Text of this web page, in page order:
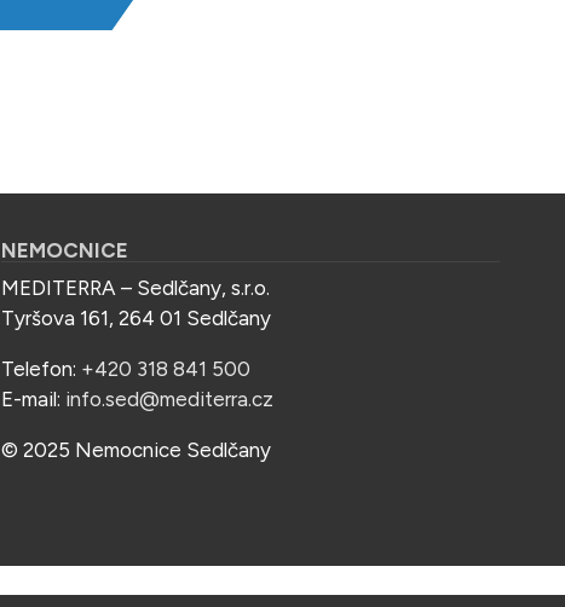
NEMOCNICE
MEDITERRA – Sedlčany, s.r.o.
Tyršova 161, 264 01 Sedlčany
Telefon: +420 318 841 500
E-mail: info.sed@mediterra.cz
© 2025 Nemocnice Sedlčany